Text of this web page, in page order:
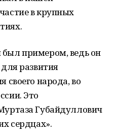
в крупных
примером, ведь он
развития
своего народа, во
Это
Губайдуллович
сердцах».